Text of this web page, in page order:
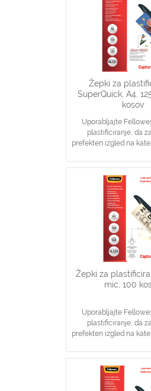
Žepki za
SuperQuick, A4,
kosov
Uporabljajte
plastificiranje, da
prefekten izgled na
Idealno za obvestila,
V pomoč pri visoki
Žepki za
mic, 100
Uporabljajte
plastificiranje, da
prefekten izgled na
Idealno za obvestila,
V pomoč pri visoki